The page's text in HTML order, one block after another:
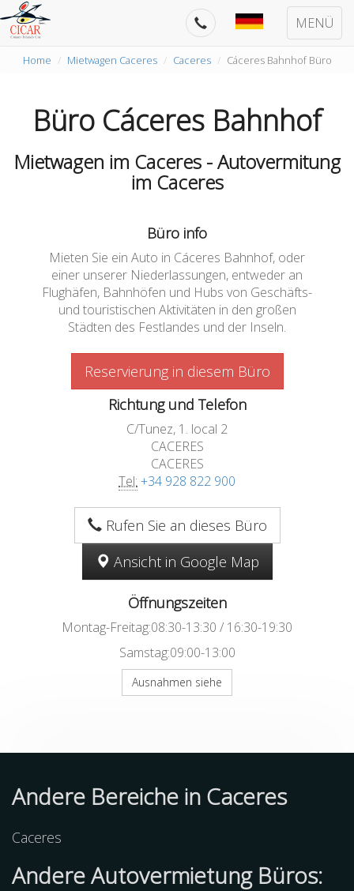
MENÜ
Home Mietwagen Caceres Caceres Cáceres Bahnhof Büro
Büro Cáceres Bahnhof
Mietwagen im Caceres - Autovermitung
im Caceres
Büro info
Mieten Sie ein Auto in Cáceres Bahnhof, oder
einer unserer Niederlassungen, entweder an
Flughäfen, Bahnhöfen und Hubs von Geschäfts-
und touristischen Aktivitäten in den großen
Städten des Festlandes und der Inseln.
Reservierung in diesem Büro
Richtung und Telefon
C/Tunez, 1. local 2
CACERES
CACERES
Tel: +34 928 822 900
Rufen Sie an dieses Büro
Ansicht in Google Map
Öffnungszeiten
Montag-Freitag:08:30-13:30 / 16:30-19:30
Samstag:09:00-13:00
Ausnahmen siehe
Andere Bereiche in Caceres
Caceres
Andere Autovermietung Büros: